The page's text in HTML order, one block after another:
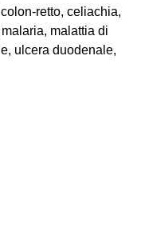
retto, celiachia,
malattia di
ulcera duodenale,